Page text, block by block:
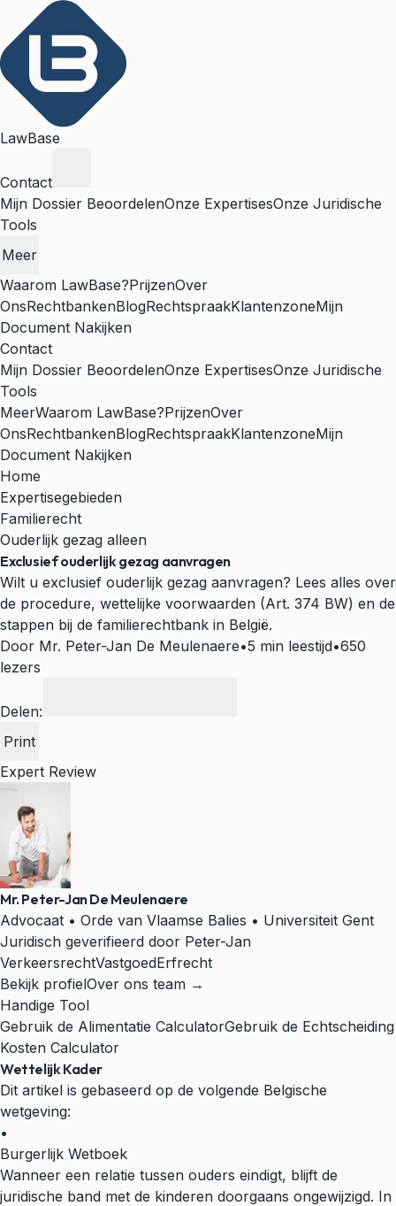
LawBase
Contact
Mijn Dossier BeoordelenOnze ExpertisesOnze Juridische
Tools
Meer
Waarom LawBase?PrijzenOver
OnsRechtbankenBlogRechtspraakKlantenzoneMijn
Document Nakijken
Contact
Mijn Dossier BeoordelenOnze ExpertisesOnze Juridische
Tools
MeerWaarom LawBase?PrijzenOver
OnsRechtbankenBlogRechtspraakKlantenzoneMijn
Document Nakijken
Home
Expertisegebieden
Familierecht
Ouderlijk gezag alleen
Exclusief ouderlijk gezag aanvragen
Wilt u exclusief ouderlijk gezag aanvragen? Lees alles over
de procedure, wettelijke voorwaarden (Art. 374 BW) en de
stappen bij de familierechtbank in België.
Door Mr. Peter-Jan De Meulenaere•5 min leestijd•650
lezers
Delen:
Print
Expert Review
Mr. Peter-Jan De Meulenaere
Advocaat • Orde van Vlaamse Balies • Universiteit Gent
Juridisch geverifieerd door Peter-Jan
VerkeersrechtVastgoedErfrecht
Bekijk profielOver ons team →
Handige Tool
Gebruik de Alimentatie CalculatorGebruik de Echtscheiding
Kosten Calculator
Wettelijk Kader
Dit artikel is gebaseerd op de volgende Belgische
wetgeving:
•
Burgerlijk Wetboek
Wanneer een relatie tussen ouders eindigt, blijft de
juridische band met de kinderen doorgaans ongewijzigd. In